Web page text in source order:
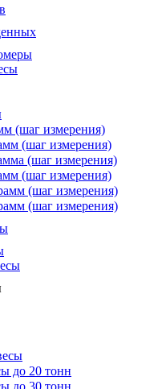
(шаг измерения)
(шаг измерения)
(шаг измерения)
(шаг измерения)
(шаг измерения)
(шаг измерения)
до 20 тонн
до 30 тонн